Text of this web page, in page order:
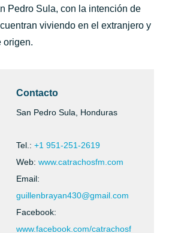
Pedro Sula, con la intención de
viviendo en el extranjero y
origen.
Contacto
San Pedro Sula, Honduras
Tel.: +1 951-251-2619
Web: www.catrachosfm.com
Email:
guillenbrayan430@gmail.com
Facebook:
www.facebook.com/catrachosf